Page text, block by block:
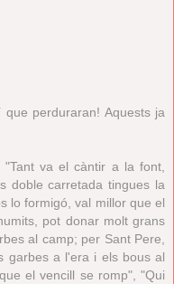
perduraran! Aquests ja
va el càntir a la font,
doble carretada tingues la
lo formigó, val millor que el
pot donar molt grans
al camp; per Sant Pere,
garbes a l'era i els bous al
el vencill se romp", "Qui